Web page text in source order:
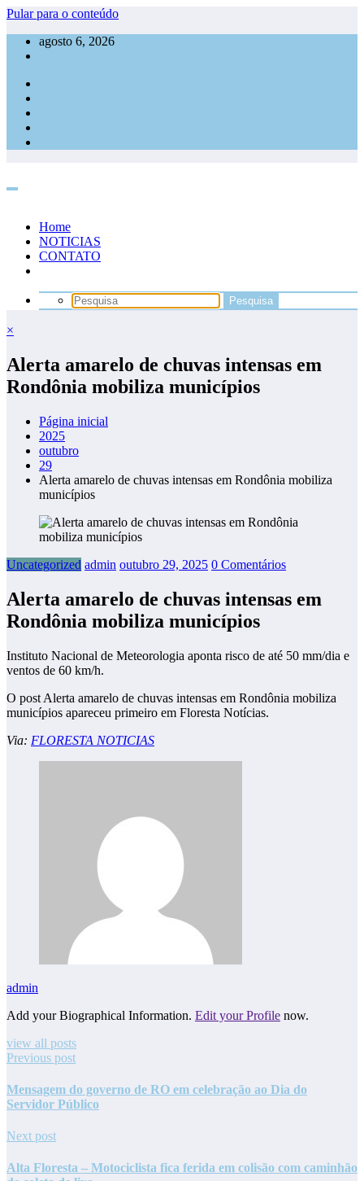
Pular para o conteúdo
agosto 6, 2026
Home
NOTICIAS
CONTATO
×
Alerta amarelo de chuvas intensas em
Rondônia mobiliza municípios
Página inicial
2025
outubro
29
Alerta amarelo de chuvas intensas em Rondônia mobiliza
municípios
Uncategorized admin outubro 29, 2025 0 Comentários
Alerta amarelo de chuvas intensas em
Rondônia mobiliza municípios
Instituto Nacional de Meteorologia aponta risco de até 50 mm/dia ​​e
ventos de 60 km/h.
O post Alerta amarelo de chuvas intensas em Rondônia mobiliza
municípios apareceu primeiro em Floresta Notícias.
Via: FLORESTA NOTICIAS
admin
Add your Biographical Information. Edit your Profile now.
view all posts
Previous post
Mensagem do governo de RO em celebração ao Dia do
Servidor Público
Next post
Alta Floresta – Motociclista fica ferida em colisão com caminhão